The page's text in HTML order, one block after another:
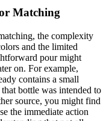
Matching
the complexity
and the limited
pour might
on. For example,
contains a small
bottle was intended to
source, you might find
the immediate action